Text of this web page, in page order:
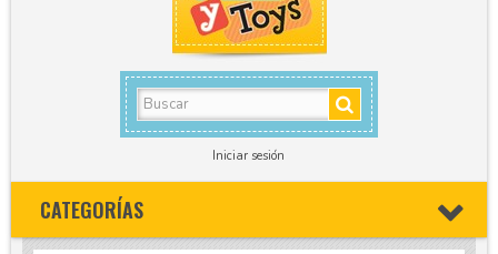
Iniciar sesión
CATEGORÍAS